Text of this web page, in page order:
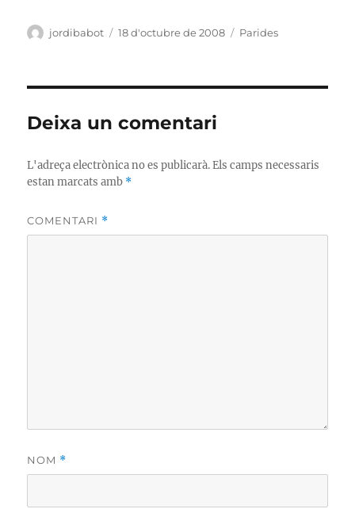
Autor
jordibabot
Publicat
18 d'octubre de 2008 Categories
Parides
Deixa un comentari
L'adreça electrònica no es publicarà. Els camps necessaris
estan marcats amb *
COMENTARI *
NOM *